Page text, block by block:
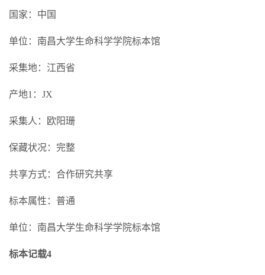
国家：中国
单位：南昌大学生命科学学院标本馆
采集地：江西省
产地1：JX
采集人：欧阳珊
保藏状况：完整
共享方式：合作研究共享
标本属性：普通
单位：南昌大学生命科学学院标本馆
标本记载4